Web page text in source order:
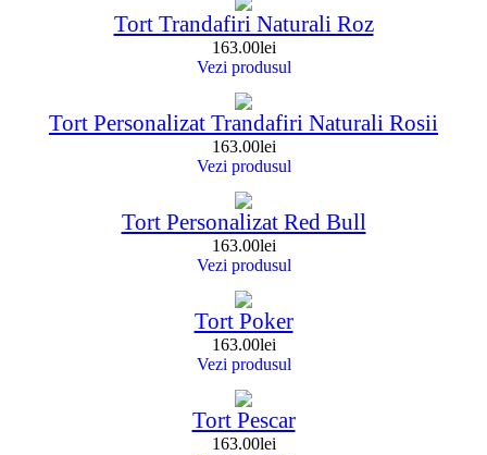
Tort Trandafiri Naturali Roz
163.00lei
Vezi produsul
Tort Personalizat Trandafiri Naturali Rosii
163.00lei
Vezi produsul
Tort Personalizat Red Bull
163.00lei
Vezi produsul
Tort Poker
163.00lei
Vezi produsul
Tort Pescar
163.00lei